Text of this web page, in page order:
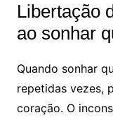
Libertação
ao sonhar
Quando sonhar
repetidas vezes,
coração. O